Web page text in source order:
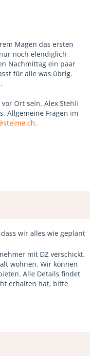
Magen das ersten
noch elendiglich
Nachmittag ein paar
für alle was übrig.
Ort sein, Alex Stehli
Allgemeine Fragen im
.
wir alles wie geplant
mit DZ verschickt,
wohnen. Wir können
Alle Details findet
erhalten hat, bitte